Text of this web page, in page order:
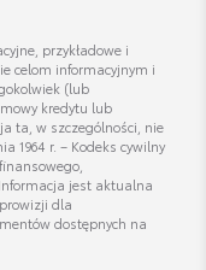
Używanych
przykładowe i
celom informacyjnym i
(lub
kredytu lub
ta, w szczególności, nie
1964 r. – Kodeks cywilny
jest aktualna
dla
dostępnych na